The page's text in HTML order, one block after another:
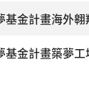
基金計畫海外
基金計畫築夢